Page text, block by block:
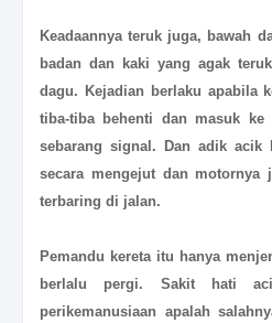
Keadaannya teruk juga, bawah
badan dan kaki yang agak
dagu. Kejadian berlaku apabila
tiba-tiba behenti dan masuk
sebarang signal. Dan adik acik
secara mengejut dan motornya
terbaring di jalan.
Pemandu kereta itu hanya
berlalu pergi. Sakit hati
perikemanusiaan apalah